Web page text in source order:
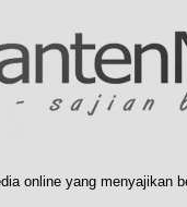
online yang